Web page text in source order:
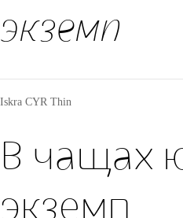
экземп
Iskra CYR Thin
В чащах
экземп